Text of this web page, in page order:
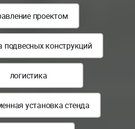
проектом
подвесных конструкций
логистика
установка стенда